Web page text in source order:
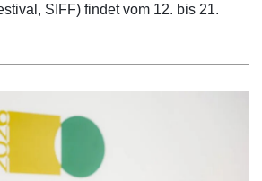
SIFF) findet vom 12. bis 21.